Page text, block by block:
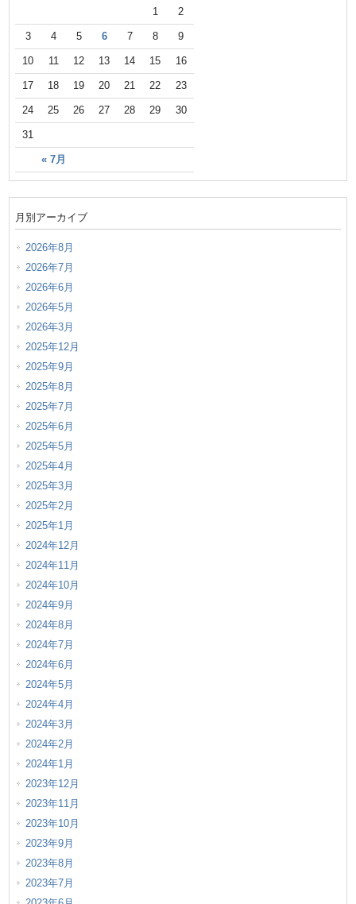
« 7月
1 2
3 4 5 6 7 8 9
10 11 12 13 14 15 16
17 18 19 20 21 22 23
24 25 26 27 28 29 30
31
月別アーカイブ
2026年8月
2026年7月
2026年6月
2026年5月
2026年3月
2025年12月
2025年9月
2025年8月
2025年7月
2025年6月
2025年5月
2025年4月
2025年3月
2025年2月
2025年1月
2024年12月
2024年11月
2024年10月
2024年9月
2024年8月
2024年7月
2024年6月
2024年5月
2024年4月
2024年3月
2024年2月
2024年1月
2023年12月
2023年11月
2023年10月
2023年9月
2023年8月
2023年7月